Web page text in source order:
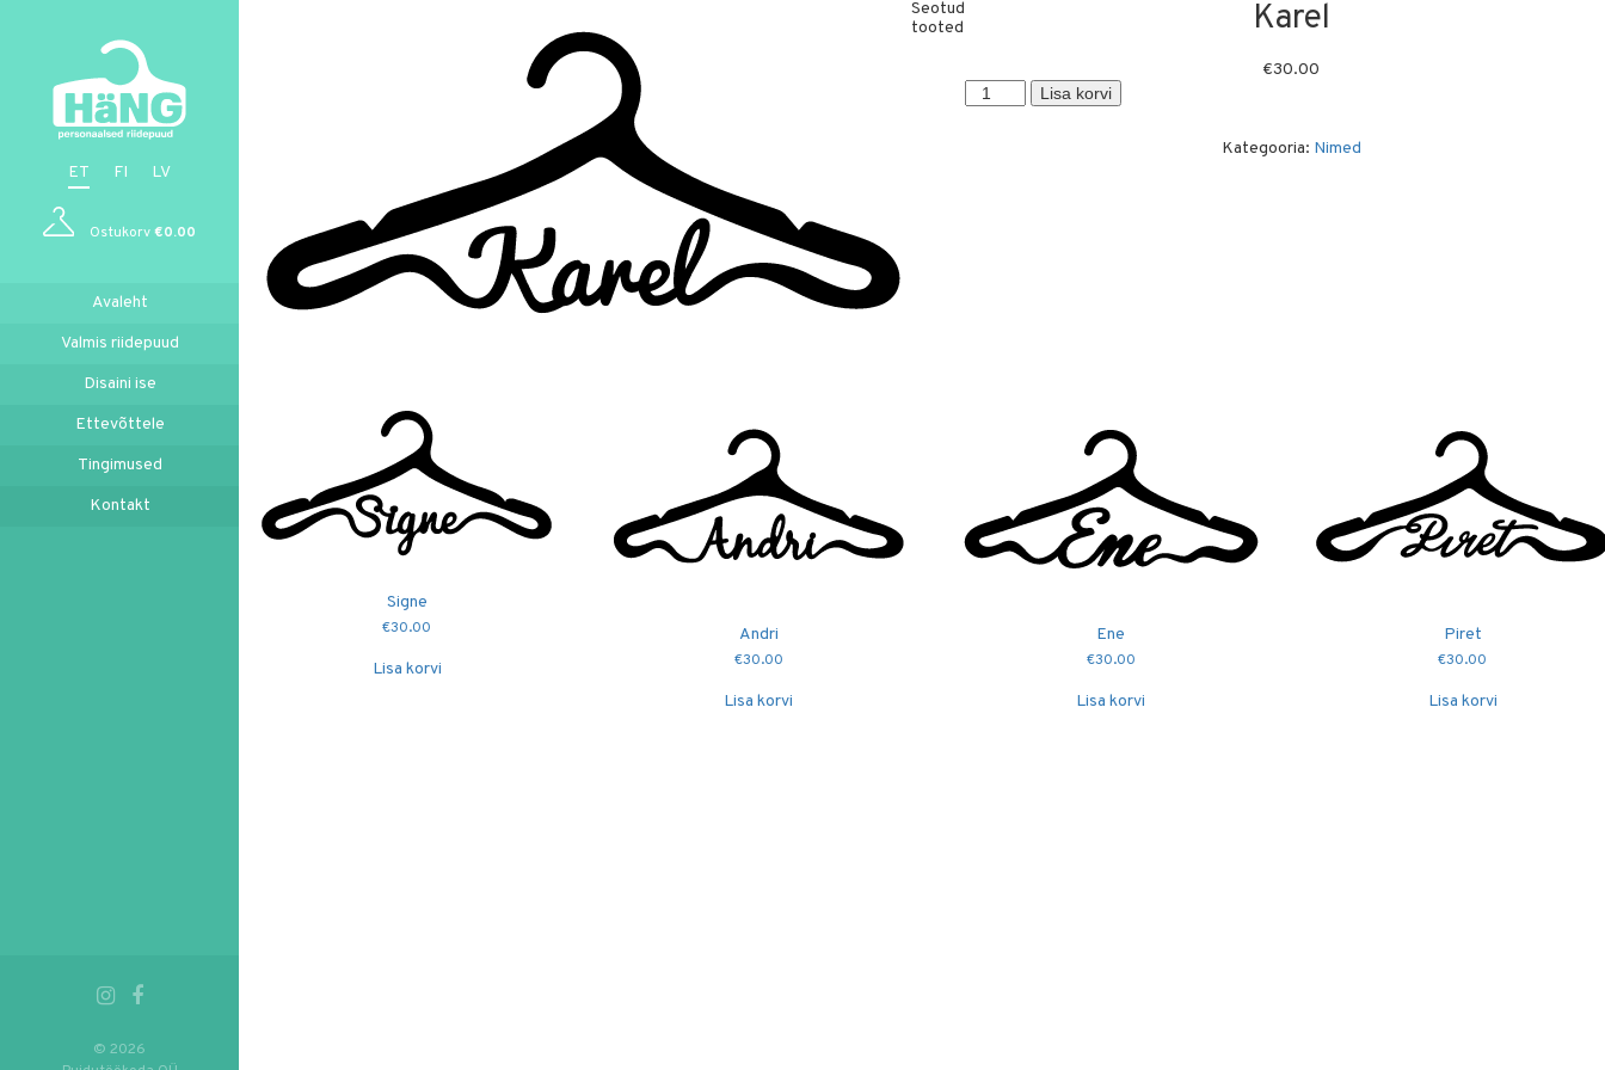
ET FI LV
Ostukorv€0.00
Avaleht
Valmis riidepuud
Disaini ise
Ettevõttele
Tingimused
Kontakt
© 2026
Karel
€30.00
Karel
kogus
Lisa korvi
Kategooria: Nimed
Seotud
tooted
Signe
€30.00
Lisa korvi
Andri
€30.00
Lisa korvi
Ene
€30.00
Lisa korvi
Piret
€30.00
Lisa korvi